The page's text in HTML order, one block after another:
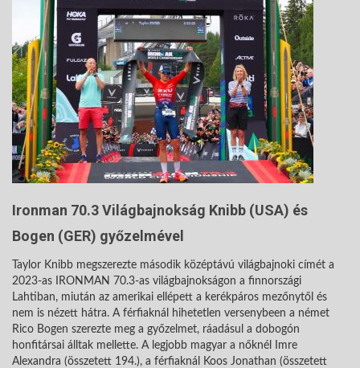
Ironman 70.3 Világbajnokság Knibb (USA) és
Bogen (GER) győzelmével
Taylor Knibb megszerezte második középtávú világbajnoki címét a
2023-as IRONMAN 70.3-as világbajnokságon a finnországi
Lahtiban, miután az amerikai ellépett a kerékpáros mezőnytől és
nem is nézett hátra. A férfiaknál hihetetlen versenybeen a német
Rico Bogen szerezte meg a győzelmet, ráadásul a dobogón
honfitársai álltak mellette. A legjobb magyar a nőknél Imre
Alexandra (összetett 194.), a férfiaknál Koos Jonathan (összetett